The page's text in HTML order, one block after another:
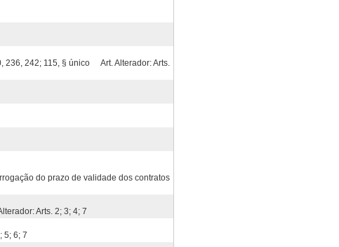
236, 242; 115, § único Art. Alterador: Arts.
do prazo de validade dos contratos
Arts. 2; 3; 4; 7
5; 6; 7